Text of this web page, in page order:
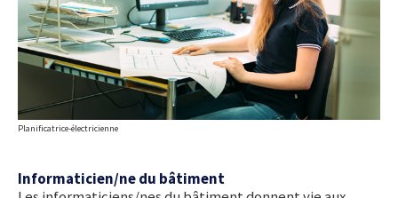
Planificatrice-électricienne
Informaticien/ne du bâtiment